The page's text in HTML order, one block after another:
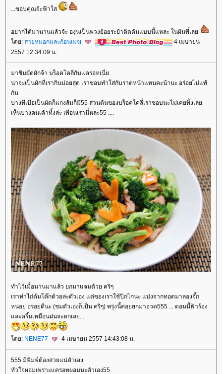
...ขอบคุณจ้ะฟ้าใส
อยากได้มานานแล้วจ้ะ องุ่นเป็นพวงย้อยระย้าติดต้นแบบนี้แหละ ในฝันพี่เล
ดย: สายหมอกและก้อนเมฆ
4 เมษายน
2557 12:34:09 น.
มาชิมผัดผักจ้า บร็อคโคลี่กับแครอทเนี่
น่าจะเป็นผักที่เรากินบ่อยสุด เราชอบทำใส่กับราดหน้าแทนคะน้านะ อร่อยไม่แพ้
กัน
บางทีเบื่อเป็นผัดก็แกงส้มก็มี55 ส่วนต้นของบร็อคโคลี่เราชอบนะไม่เคยทิ้งเล
เห็นบางคนเค้าทิ้งล่ะ เพื่อนเรานี่หละ55 ....
ทำไว้เมื่อนานมาแล้ว ยกมาแจมด้วย คริๆ
เราทำไก่ต้มโค๊กด้วยล่ะตัวเอง แต่ของเราใช้ปีกไก่นะ แบ่งจากทอดมาลองจั๊ก
หน่อย อร่อยดีนะ (ชมตัวเองก็เป็น คริๆ) พรุ่งนี้ค่อยยกมาอวด555 ... ตอนนี้ฟ้าร้อง
ละครึ้มเหมือนฝนจะตกเลย...
ดย: NENE77 4 เมษายน 2557 14:43:08 น.
555 มีพิมพ์ต้องสวยแน่ตัวเอง
หัวใจผอมเพราะแครอทผอมนะตัวเอง55